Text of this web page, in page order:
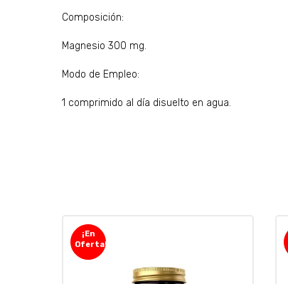
Composición:
Magnesio 300 mg.
Modo de Empleo:
1 comprimido al día disuelto en agua.
¡En
Oferta!